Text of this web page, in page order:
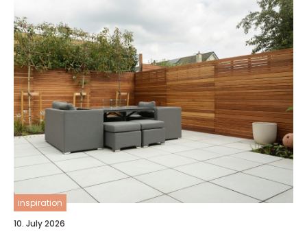
inspiration
10. July 2026